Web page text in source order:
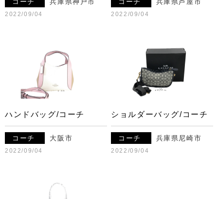
2022/09/04 2022/09/04
ハンドバッグ/コーチ
コーチ 大阪市
2022/09/04
ショルダーバッグ/コーチ
コーチ 兵庫県尼崎市
2022/09/04